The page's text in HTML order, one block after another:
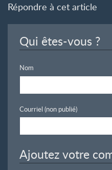
Répondre à cet article
Qui êtes-vous ?
Nom
Courriel (non publié)
Ajoutez votre